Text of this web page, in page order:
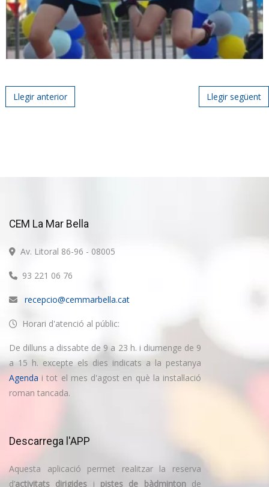
Post navigation
Llegir anterior Llegir següent
CEM La Mar Bella
Av. Litoral 86-96 - 08005
93 221 06 76
recepcio@cemmarbella.cat
Horari d'atenció al públic:
De dilluns a dissabte de 9 a 23 h. i diumenge de 9
a 15 h. excepte els dies indicats a la pestanya
Agenda i tot el mes d'agost en què la instal·lació
roman tancada.
Descarrega l'APP
Aquesta aplicació permet realitzar la reserva
d’activitats dirigides i pistes de bàdmintonde